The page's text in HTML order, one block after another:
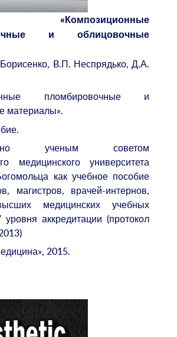
«Композиционные
и облицовочные
B.П. Неспрядько, Д.А.
пломбировочные и
материалы».
ученым советом
медицинского университета
как учебное пособие
магистров, врачей-интернов,
медицинских учебных
аккредитации (протокол
2015.